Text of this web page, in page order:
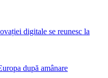
digitale se reunesc la
după amânare